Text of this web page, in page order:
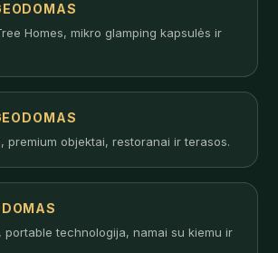
Homes, mikro glamping kapsulės ir
premium objektai, restoranai ir terasos.
portable technologija, namai su kiemu ir